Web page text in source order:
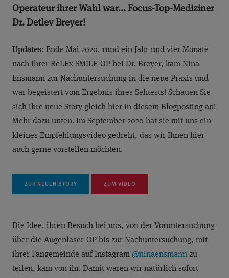
Operateur ihrer Wahl war... Focus-Top-Mediziner
Dr. Detlev Breyer!
Updates: Ende Mai 2020, rund ein Jahr und vier Monate
nach ihrer ReLEx SMILE-OP bei Dr. Breyer, kam Nina
Ensmann zur Nachuntersuchung in die neue Praxis und
war begeistert vom Ergebnis ihres Sehtests! Schauen Sie
sich ihre neue Story gleich hier in diesem Blogposting an!
Mehr dazu unten. Im September 2020 hat sie mit uns ein
kleines Empfehlungsvideo gedreht, das wir Ihnen hier
auch gerne vorstellen möchten.
ZUR NEUEN STORY ZUM VIDEO
Die Idee, ihren Besuch bei uns, von der Voruntersuchung
über die Augenlaser-OP bis zur Nachuntersuchung, mit
ihrer Fangemeinde auf Instagram @ninaensmann zu
teilen, kam von ihr. Damit waren wir natürlich sofort